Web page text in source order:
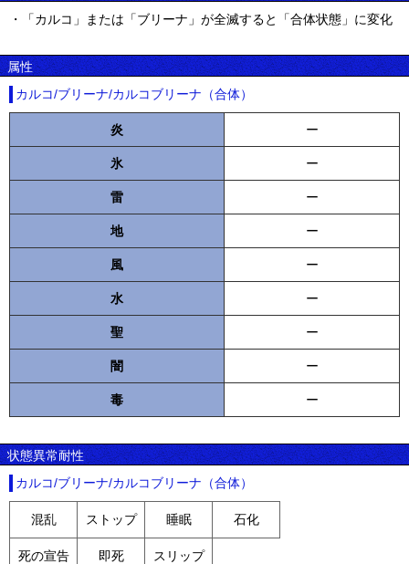
・「カルコ」または「ブリーナ」が全滅すると「合体状態」に変化
属性
カルコ/ブリーナ/カルコブリーナ（合体）
炎 ー
氷 ー
雷 ー
地 ー
風 ー
水 ー
聖 ー
闇 ー
毒 ー
状態異常耐性
カルコ/ブリーナ/カルコブリーナ（合体）
混乱 ストップ 睡眠 石化
死の宣告 即死 スリップ